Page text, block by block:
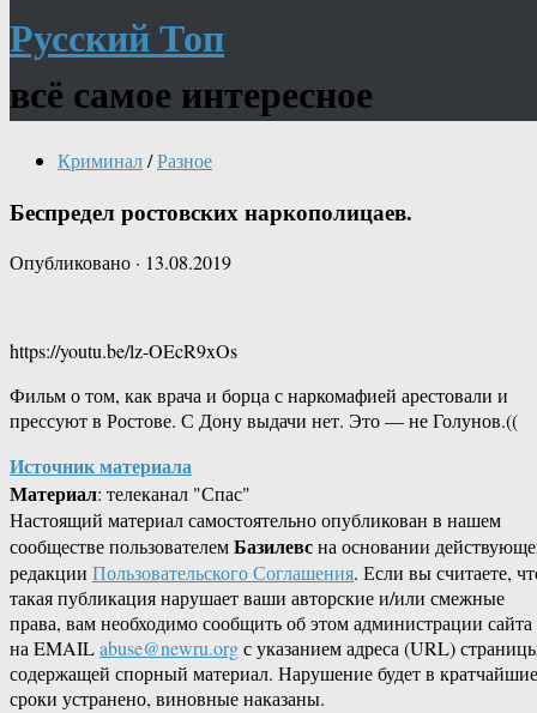
Русский Топ
всё самое интересное
Криминал/Разное
Беспредел ростовских наркополицаев.
Опубликовано · 13.08.2019
https://youtu.be/lz-OEcR9xOs
Фильм о том, как врача и борца с наркомафией арестовали и
прессуют в Ростове. С Дону выдачи нет. Это — не Голунов.((
Источник материала
Материал: телеканал "Спас"
Настоящий материал самостоятельно опубликован в нашем
сообществе пользователемБазилевсна основании
редакции Пользовательского Соглашения. Если вы считаете,
такая публикация нарушает ваши авторские и/или смежные
права, вам необходимо сообщить об этом администрации сайта
на EMAILabuse@newru.orgс указанием адреса (URL)
содержащей спорный материал. Нарушение будет в кратчайшие
сроки устранено, виновные наказаны.